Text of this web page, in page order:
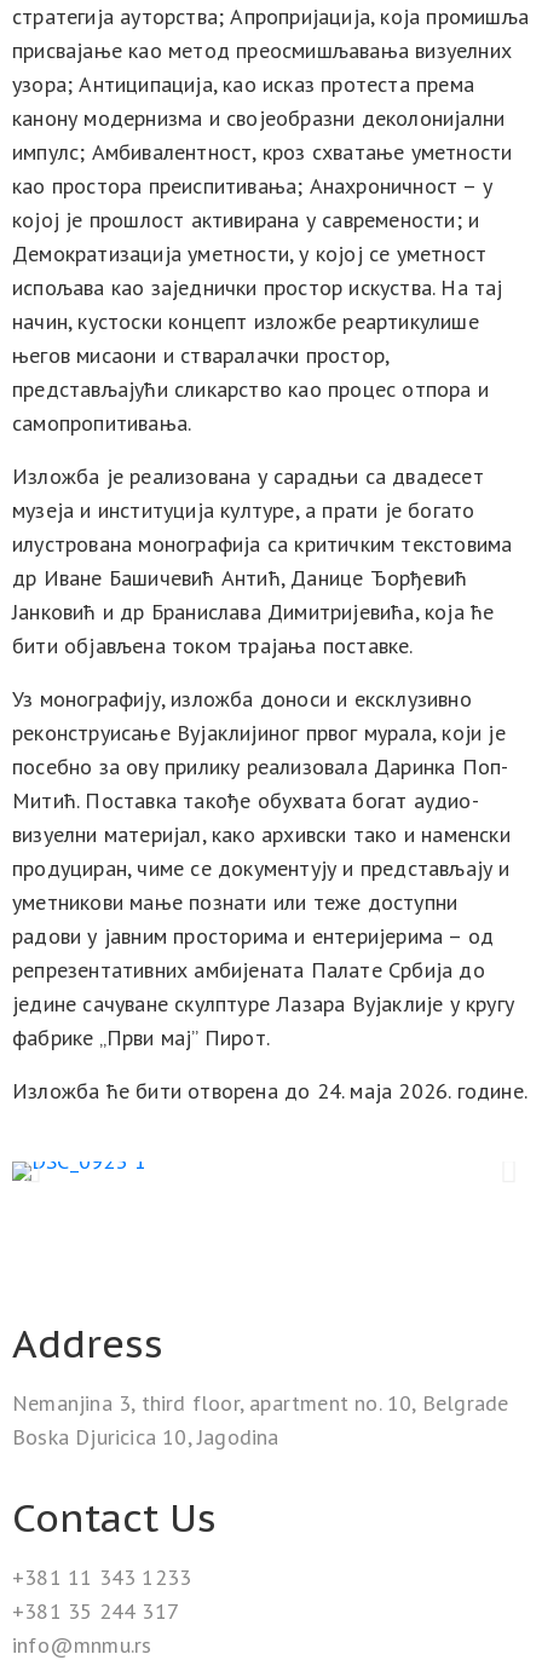
стратегија ауторства; Апропријација, која промишља
присвајање као метод преосмишљавања визуелних
узора; Антиципација, као исказ протеста према
канону модернизма и својеобразни деколонијални
импулс; Амбивалентност, кроз схватање уметности
као простора преиспитивања; Анахроничност – у
којој је прошлост активирана у савремености; и
Демократизација уметности, у којој се уметност
испољава као заједнички простор искуства. На тај
начин, кустоски концепт изложбе реартикулише
његов мисаони и стваралачки простор,
представљајући сликарство као процес отпора и
самопропитивања.
Изложба је реализована у сарадњи са двадесет
музеја и институција културе, а прати је богато
илустрована монографија са критичким текстовима
др Иване Башичевић Антић, Данице Ђорђевић
Јанковић и др Бранислава Димитријевића, која ће
бити објављена током трајања поставке.
Уз монографију, изложба доноси и ексклузивно
реконструисање Вујаклијиног првог мурала, који је
посебно за ову прилику реализовала Даринка Поп-
Митић. Поставка такође обухвата богат аудио-
визуелни материјал, како архивски тако и наменски
продуциран, чиме се документују и представљају и
уметникови мање познати или теже доступни
радови у јавним просторима и ентеријерима – од
репрезентативних амбијената Палате Србија до
једине сачуване скулптуре Лазара Вујаклије у кругу
фабрике „Први мај” Пирот.
Изложба ће бити отворена до 24. маја 2026. године.
Address
Nemanjina 3, third floor, apartment no. 10, Belgrade
Boska Djuricica 10, Jagodina
Contact Us
+381 11 343 1233
+381 35 244 317
info@mnmu.rs